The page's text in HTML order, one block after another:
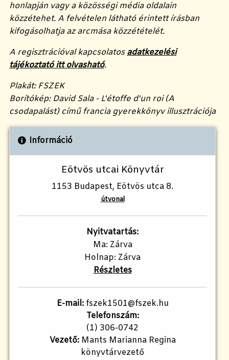
honlapján vagy a közösségi média oldalain
közzétehet. A felvételen látható érintett írásban
kifogásolhatja az arcmása közzétételét.
A regisztrációval kapcsolatosadatkezelési
tájékoztató itt olvasható.
Plakát: FSZEK
Borítókép: David Sala - L'étoffe d'un roi (A
csodapalást) című francia gyerekkönyv illusztrációja
Információ
Eötvös utcai Könyvtár
1153 Budapest, Eötvös utca 8.
útvonal
Nyitvatartás:
Ma: Zárva
Holnap: Zárva
Részletes
E-mail:fszek1501@fszek.hu
Telefonszám:
(1) 306-0742
Vezető:Mants Marianna Regina
könyvtárvezető